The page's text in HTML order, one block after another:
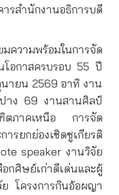
สำนักงานอธิการบดี
ความพร้อมในการจัด
โอกาสครบรอบ 55 ปี
ายน 2569 อาทิ งาน
าง 69 งานสานศิลป์
ตภาคเหนือ การจัด
รยกย่องเชิดชูเกียรติ
speaker งานวิจัย
ศิษย์เก่าดีเด่นและผู้
โครงการกินอ้อผญา